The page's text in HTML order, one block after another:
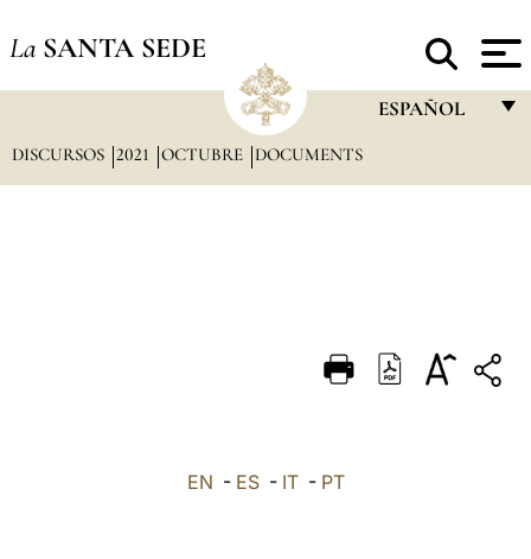
La SANTA SEDE
ESPAÑOL
DEUTSCH
DISCURSOS 2021 OCTUBRE DOCUMENTS
EN - ES- IT- PT